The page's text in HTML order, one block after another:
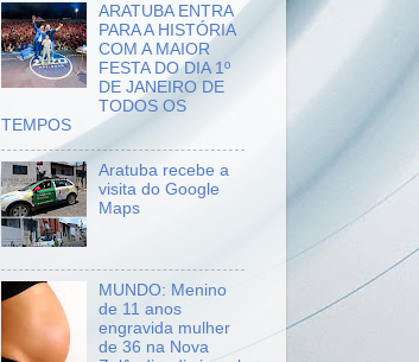
ARATUBA ENTRA
PARA A HISTÓRIA
COM A MAIOR
FESTA DO DIA 1º
DE JANEIRO DE
TODOS OS
TEMPOS
Aratuba recebe a
visita do Google
Maps
MUNDO: Menino
de 11 anos
engravida mulher
de 36 na Nova